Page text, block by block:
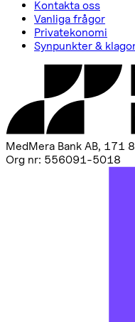
Kontakta oss
Vanliga frågor
Privatekonomi
Synpunkter &
MedMera Bank AB, 171
Org nr: 556091-5018